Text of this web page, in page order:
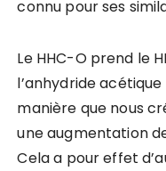
connu pour ses
Le HHC-O prend le
l’anhydride
manière que nous
une augmentation
Cela a pour effet